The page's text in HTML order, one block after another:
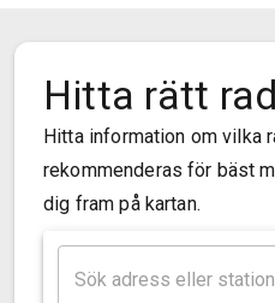
Hitta rätt
Hitta information om vilka
rekommenderas för bäst
dig fram på kartan.